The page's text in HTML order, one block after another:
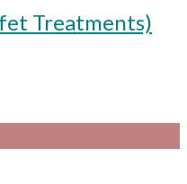
Treatments)